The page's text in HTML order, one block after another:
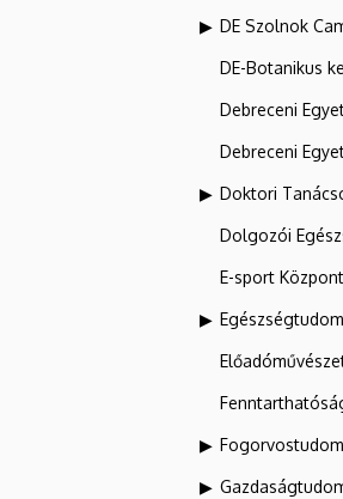
DE Szolnok
DE-Botanikus
Debreceni
Debreceni
Doktori
Dolgozói
E-sport Központ